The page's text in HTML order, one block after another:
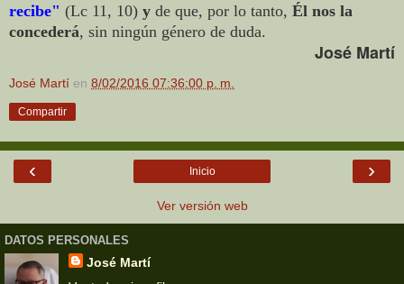
recibe" (Lc 11, 10) y de que, por lo tanto, Él nos la
concederá, sin ningún género de duda.
José Martí
José Martí en 8/02/2016 07:36:00 p. m.
Compartir
‹ ›
Inicio
Ver versión web
DATOS PERSONALES
José Martí